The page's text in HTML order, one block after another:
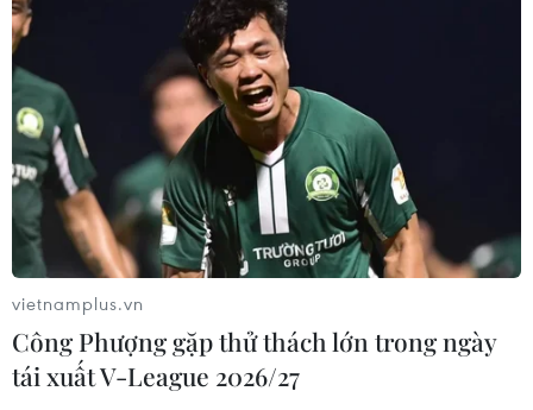
vietnamplus.vn
Công Phượng gặp thử thách lớn trong ngày
tái xuất V-League 2026/27